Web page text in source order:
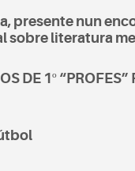
presente nun
sobre literatura
DE 1º “PROFES”